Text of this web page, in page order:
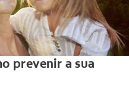
prevenir a sua